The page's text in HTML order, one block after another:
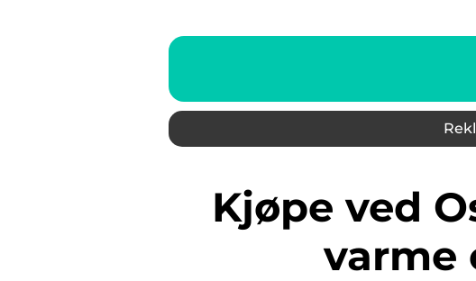
Kjøpe ved Oslo – Valget for
varme